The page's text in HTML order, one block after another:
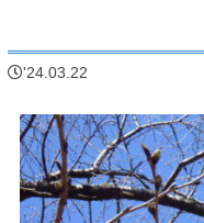
'24.03.22